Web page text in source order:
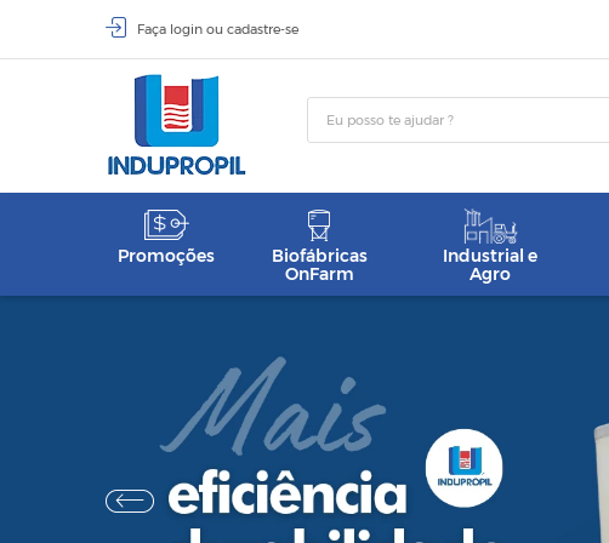
Faça login ou cadastre-se
Promoções
Biofábricas
OnFarm
Industrial e
Agro